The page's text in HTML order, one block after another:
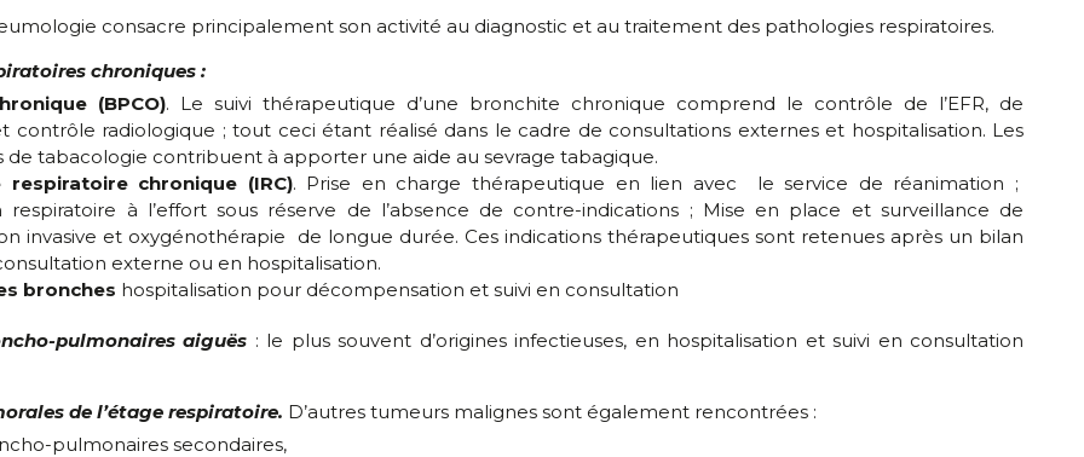
consacre principalement son activité au diagnostic et au traitement des pathologies respiratoires.
chroniques :
(BPCO). Le suivi thérapeutique d’une bronchite chronique comprend le contrôle de l’EFR, de
contrôle radiologique ; tout ceci étant réalisé dans le cadre de consultations externes et hospitalisation. Les
de tabacologie contribuent à apporter une aide au sevrage tabagique.
respiratoire chronique (IRC). Prise en charge thérapeutique en lien avec le service de réanimation ;
respiratoire à l’effort sous réserve de l’absence de contre-indications ; Mise en place et surveillance de
invasive et oxygénothérapie de longue durée. Ces indications thérapeutiques sont retenues après un bilan
externe ou en hospitalisation.
bronches hospitalisation pour décompensation et suivi en consultation
pulmonaires aiguës : le plus souvent d’origines infectieuses, en hospitalisation et suivi en consultation
de l’étage respiratoire. D’autres tumeurs malignes sont également rencontrées :
pulmonaires secondaires,